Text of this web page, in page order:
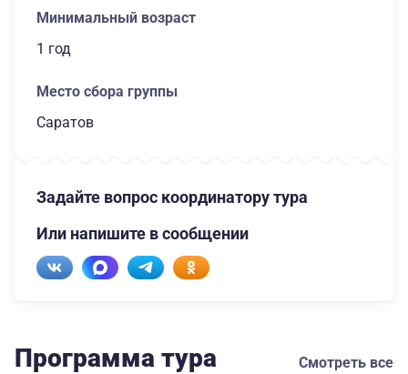
Минимальный возраст
1 год
Место сбора группы
Саратов
Задайте вопрос координатору тура
Или напишите в сообщении
Программа тура Смотреть все